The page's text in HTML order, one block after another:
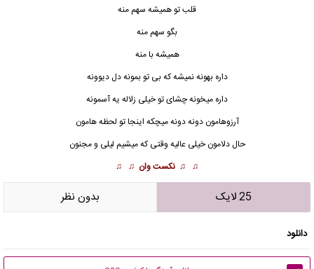
قلب تو همیشه سهم منه
بگو سهم منه
همیشه با منه
داره بهونه نمیشه که بی تو بمونه دل دیوونه
داره میخونه چشای تو خیلی زلاله یه آسمونه
آرزوهامون دونه دونه میچکه اینجا تو لحظه هامون
حال دلامون خیلی عالیه وقتی که میشیم لیلی و مجنون
♫ ♫ نکست وان ♫ ♫
25 لایک بدون نظر
دانلود